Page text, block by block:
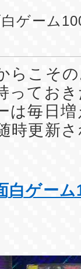
ゲーム
らこそ
ってお
は毎日
時更新
白ゲー